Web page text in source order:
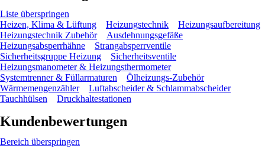
Liste überspringen
Heizen, Klima & Lüftung
Heizungstechnik
Heizungsaufbereitung
Heizungstechnik Zubehör
Ausdehnungsgefäße
Heizungsabsperrhähne
Strangabsperrventile
Sicherheitsgruppe Heizung
Sicherheitsventile
Heizungsmanometer & Heizungsthermometer
Systemtrenner & Füllarmaturen
Ölheizungs-Zubehör
Wärmemengenzähler
Luftabscheider & Schlammabscheider
Tauchhülsen
Druckhaltestationen
Kundenbewertungen
Bereich überspringen